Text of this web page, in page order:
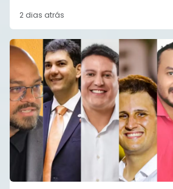
2 dias atrás